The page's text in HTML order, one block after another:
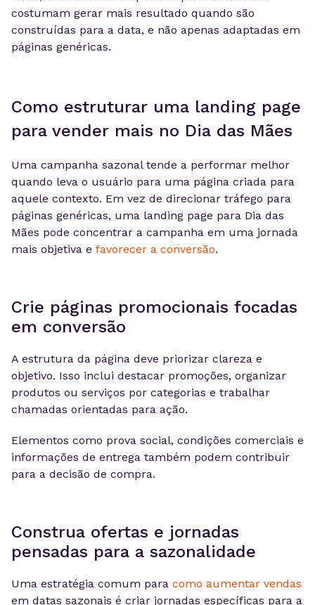
costumam gerar mais resultado quando são
construídas para a data, e não apenas adaptadas em
páginas genéricas.
Como estruturar uma landing page
para vender mais no Dia das Mães
Uma campanha sazonal tende a performar melhor
quando leva o usuário para uma página criada para
aquele contexto. Em vez de direcionar tráfego para
páginas genéricas, uma landing page para Dia das
Mães pode concentrar a campanha em uma jornada
mais objetiva e favorecer a conversão.
Crie páginas promocionais focadas
em conversão
A estrutura da página deve priorizar clareza e
objetivo. Isso inclui destacar promoções, organizar
produtos ou serviços por categorias e trabalhar
chamadas orientadas para ação.
Elementos como prova social, condições comerciais e
informações de entrega também podem contribuir
para a decisão de compra.
Construa ofertas e jornadas
pensadas para a sazonalidade
Uma estratégia comum para como aumentar vendas
em datas sazonais é criar jornadas específicas para a